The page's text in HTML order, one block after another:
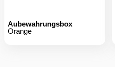
Aubewahrungsbox
Orange